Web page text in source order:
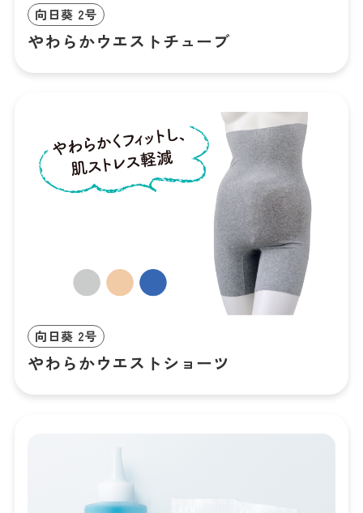
向日葵 2号
やわらかウエストチューブ
向日葵 2号
やわらかウエストショーツ